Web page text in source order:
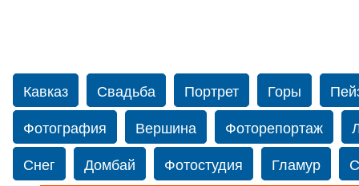
Кавказ Свадьба Портрет Горы
Фотография
Вершина Фоторепортаж
Снег
Домбай Фотостудия Гламур